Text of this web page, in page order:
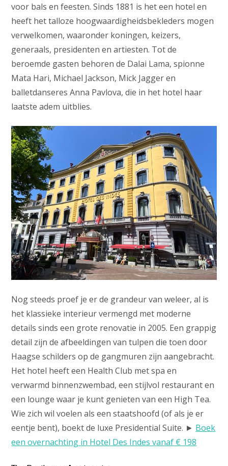
voor bals en feesten. Sinds 1881 is het een hotel en
heeft het talloze hoogwaardigheidsbekleders mogen
verwelkomen, waaronder koningen, keizers,
generaals, presidenten en artiesten. Tot de
beroemde gasten behoren de Dalai Lama, spionne
Mata Hari, Michael Jackson, Mick Jagger en
balletdanseres Anna Pavlova, die in het hotel haar
laatste adem uitblies.
Nog steeds proef je er de grandeur van weleer, al is
het klassieke interieur vermengd met moderne
details sinds een grote renovatie in 2005. Een grappig
detail zijn de afbeeldingen van tulpen die toen door
Haagse schilders op de gangmuren zijn aangebracht.
Het hotel heeft een Health Club met spa en
verwarmd binnenzwembad, een stijlvol restaurant en
een lounge waar je kunt genieten van een High Tea.
Wie zich wil voelen als een staatshoofd (of als je er
eentje bent), boekt de luxe Presidential Suite. ► Boek
een overnachting in Hotel Des Indes vanaf € 198